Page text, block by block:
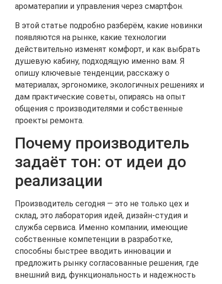
ароматерапии и управления через смартфон.
В этой статье подробно разберём, какие новинки
появляются на рынке, какие технологии
действительно изменят комфорт, и как выбрать
душевую кабину, подходящую именно вам. Я
опишу ключевые тенденции, расскажу о
материалах, эргономике, экологичных решениях и
дам практические советы, опираясь на опыт
общения с производителями и собственные
проекты ремонта.
Почему производитель
задаёт тон: от идеи до
реализации
Производитель сегодня — это не только цех и
склад, это лаборатория идей, дизайн‑студия и
служба сервиса. Именно компании, имеющие
собственные компетенции в разработке,
способны быстрее вводить инновации и
предложить рынку согласованные решения, где
внешний вид, функциональность и надежность